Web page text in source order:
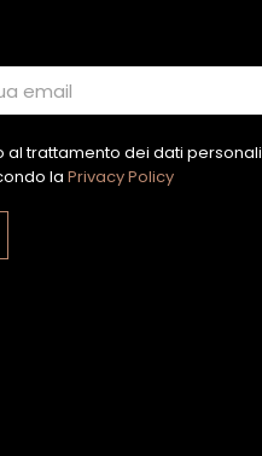
al trattamento dei dati personali
la Privacy Policy